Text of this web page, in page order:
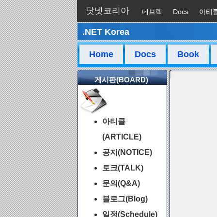
닷넷코리아 데브렉 Docs 아티
.NET Korea
Home Docs Book
게시판(BOARD)
아티클
(ARTICLE)
공지(NOTICE)
토크(TALK)
문의(Q&A)
블로그(Blog)
일정(Schedule)